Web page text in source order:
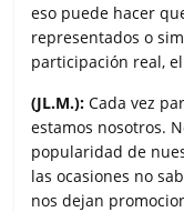
eso puede hacer
representados o
participación real,
(JL.M.): Cada vez
estamos nosotros.
popularidad de
las ocasiones no
nos dejan